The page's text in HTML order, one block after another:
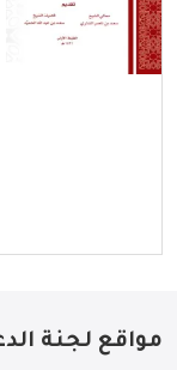
مواقع لجنة